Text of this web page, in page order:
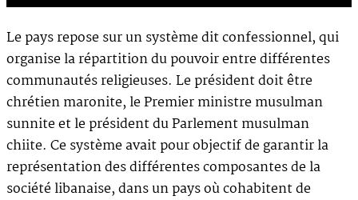
Le pays repose sur un système dit confessionnel, qui
organise la répartition du pouvoir entre différentes
communautés religieuses. Le président doit être
chrétien maronite, le Premier ministre musulman
sunnite et le président du Parlement musulman
chiite. Ce système avait pour objectif de garantir la
représentation des différentes composantes de la
société libanaise, dans un pays où cohabitent de